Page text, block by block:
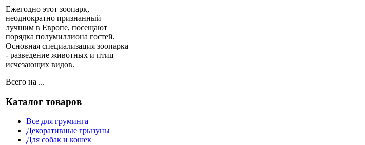
Ежегодно этот зоопарк,
неоднократно признанный
лучшим в Европе, посещают
порядка полумиллиона гостей.
Основная специализация зоопарка
- разведение животных и птиц
исчезающих видов.
Всего на ...
Каталог товаров
Все для груминга
Декоративные грызуны
Для собак и кошек